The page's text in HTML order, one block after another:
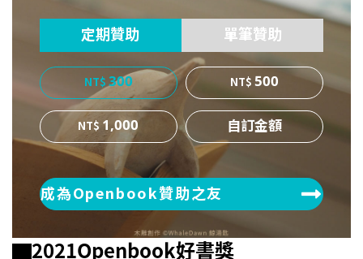
定期贊助 單筆贊助
300
500
1,000
成為Openbook贊助之友
▇2021Openbook好書獎